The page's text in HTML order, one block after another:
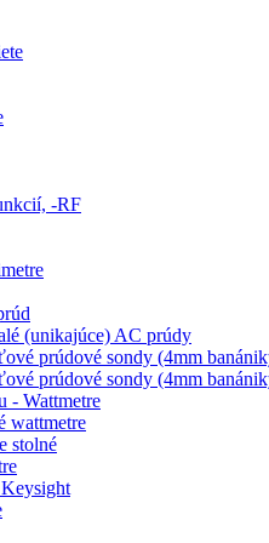
-RF
(unikajúce) AC prúdy
prúdové sondy (4mm
prúdové sondy (4mm
- Wattmetre
wattmetre
stolné